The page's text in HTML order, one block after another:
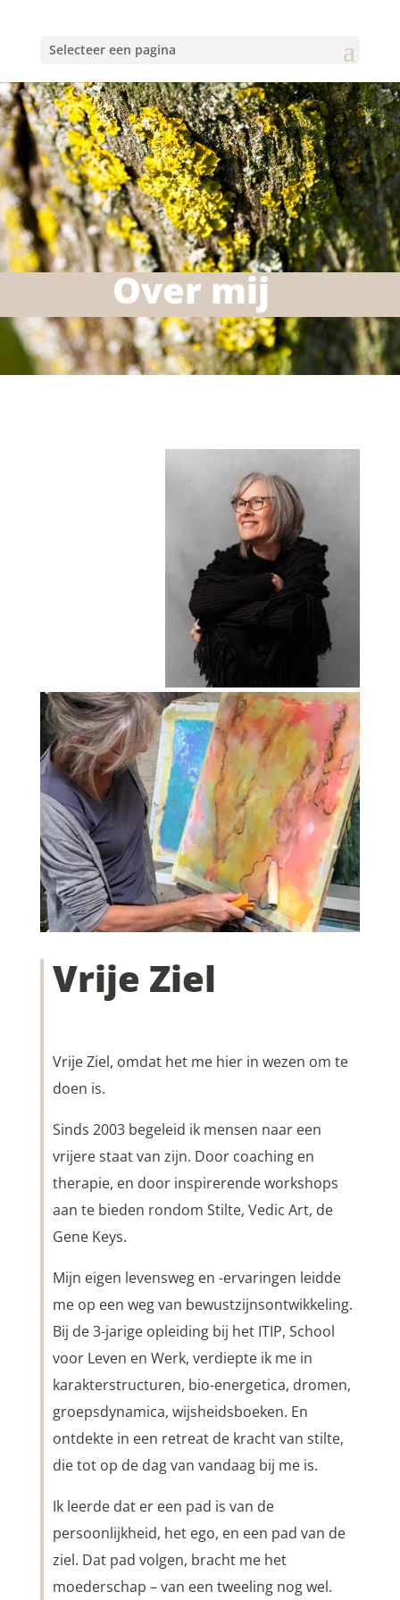
Selecteer een pagina
Over mij
Vrije Ziel
Vrije Ziel, omdat het me hier in wezen om te
doen is.
Sinds 2003 begeleid ik mensen naar een
vrijere staat van zijn. Door coaching en
therapie, en door inspirerende workshops
aan te bieden rondom Stilte, Vedic Art, de
Gene Keys.
Mijn eigen levensweg en -ervaringen leidde
me op een weg van bewustzijnsontwikkeling.
Bij de 3-jarige opleiding bij het ITIP, School
voor Leven en Werk, verdiepte ik me in
karakterstructuren, bio-energetica, dromen,
groepsdynamica, wijsheidsboeken. En
ontdekte in een retreat de kracht van stilte,
die tot op de dag van vandaag bij me is.
Ik leerde dat er een pad is van de
persoonlijkheid, het ego, en een pad van de
ziel. Dat pad volgen, bracht me het
moederschap – van een tweeling nog wel.